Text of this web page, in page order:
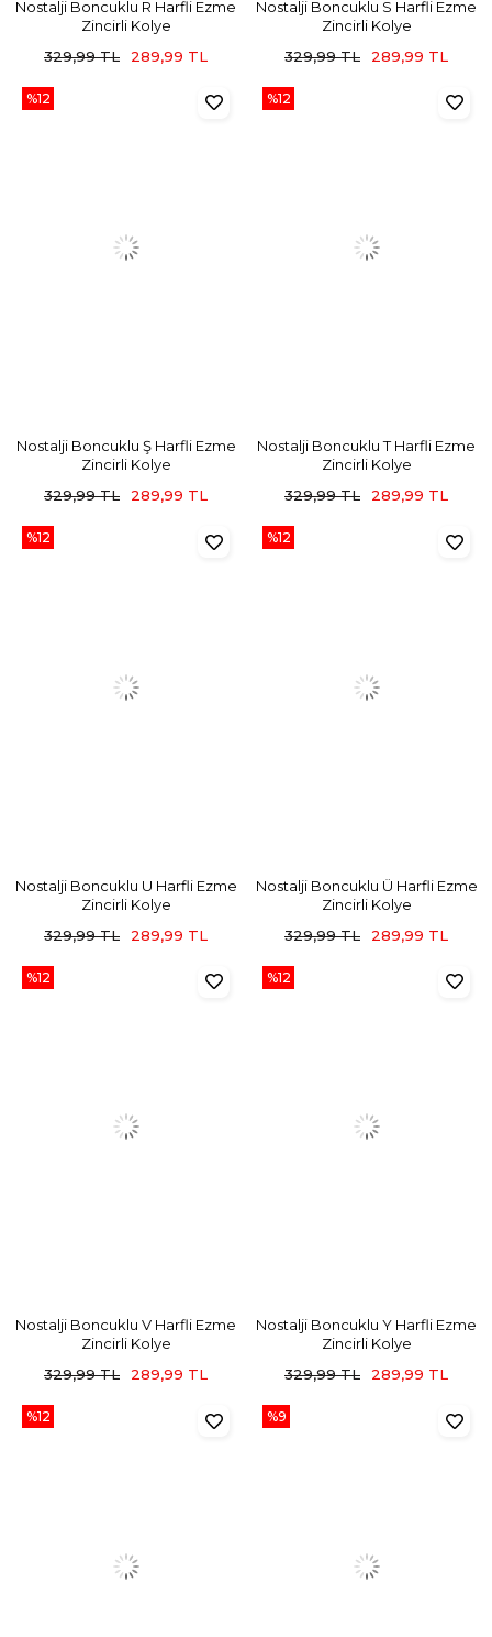
Nostalji Boncuklu R Harfli Ezme
Zincirli Kolye
329,99 TL
289,99 TL
Nostalji Boncuklu S Harfli Ezme
Zincirli Kolye
329,99 TL
289,99 TL
Nostalji Boncuklu Ş Harfli Ezme
Zincirli Kolye
329,99 TL
289,99 TL
%12
Nostalji Boncuklu T Harfli Ezme
Zincirli Kolye
329,99 TL
289,99 TL
%12
Nostalji Boncuklu U Harfli Ezme
Zincirli Kolye
329,99 TL
289,99 TL
%12
Nostalji Boncuklu Ü Harfli Ezme
Zincirli Kolye
329,99 TL
289,99 TL
%12
Nostalji Boncuklu V Harfli Ezme
Zincirli Kolye
329,99 TL
289,99 TL
%12
Nostalji Boncuklu Y Harfli Ezme
Zincirli Kolye
329,99 TL
289,99 TL
%12
%12 %9